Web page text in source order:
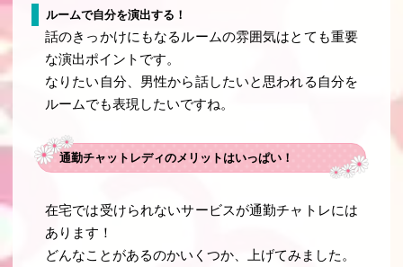
ルームで自分を演出する！
話のきっかけにもなるルームの雰囲気はとても重要
な演出ポイントです。
なりたい自分、男性から話したいと思われる自分を
ルームでも表現したいですね。
通勤チャットレディのメリットはいっぱい！
在宅では受けられないサービスが通勤チャトレには
あります！
どんなことがあるのかいくつか、上げてみました。